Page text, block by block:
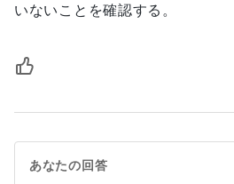
いないことを確認する。
あなたの回答